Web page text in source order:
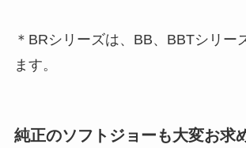
＊BRシリーズは、BB、BBTシリー
ます。
純正のソフトジョーも大変お求